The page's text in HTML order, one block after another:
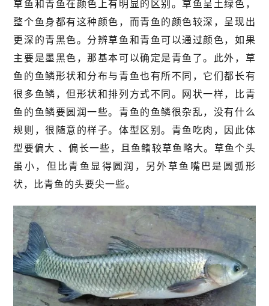
草鱼和青鱼在颜色上有明显的区别。草鱼呈土绿色，
整个鱼身都有这种颜色，而青鱼的颜色较深，呈现出
更深的青黑色。分辨草鱼和青鱼可以通过颜色，如果
主要是墨黑色，那基本可以确定是青鱼了。此外，草
鱼的鱼鳞形状和分布与青鱼也有所不同，它们都长有
很多鱼鳞，但形状和排列方式不同。网状一样，比青
鱼的鱼鳞要圆润一些。青鱼的鱼鳞很杂乱，没有什么
规则，很随意的样子。体型区别。青鱼吃肉，因此体
型要偏大 、偏长一些，且鱼鳍较草鱼略大。草鱼个头
虽小，但比青鱼显得圆润，另外草鱼嘴巴是圆弧形
状，比青鱼的头要尖一些。